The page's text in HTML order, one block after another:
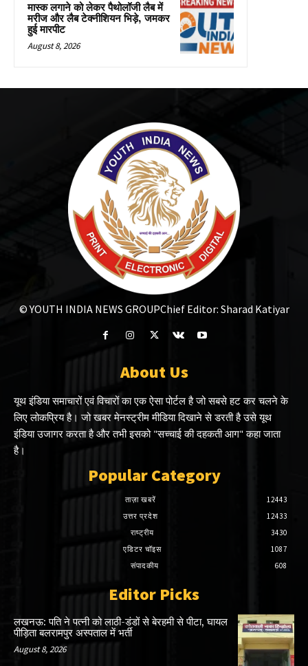
मास्क लगाने को लेकर पैथोलॉजी लैब में
मरीज और लैब टेक्नीशियन भिड़े, जमकर
हुई मारपीट
August 8, 2026
© YOUTH INDIA NEWS GROUPChief Editor: Sharad Katiyar
About Us
यूथ इंडिया समाचारों एवं विचारों का एक ऐसा पोर्टल है जो सबसे हट कर चलने के
लिए लोकप्रिय है। जो खबर मेनस्ट्रीम मीडिया दिखाने से डरती है उसे यूथ
इंडिया उजागर करता है और तभी इसको "सच्चाई की दहकती आग" कहा जाता
है।
Popular Category
ताज़ा खबरें
12443
उत्तर प्रदेश
12433
राष्ट्रीय
3430
एडिटर चॉइस
1087
संपादकीय
608
Editor Picks
लखनऊ: पति ने पत्नी को लाठी-डंडों से बेरहमी से पीटा, घायल
पीड़िता बलरामपुर अस्पताल में भर्ती
August 8, 2026